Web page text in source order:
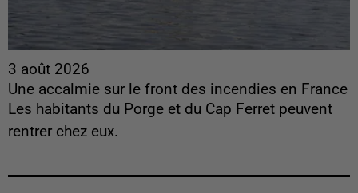
3 août 2026
Une accalmie sur le front des incendies en France
Les habitants du Porge et du Cap Ferret peuvent
rentrer chez eux.